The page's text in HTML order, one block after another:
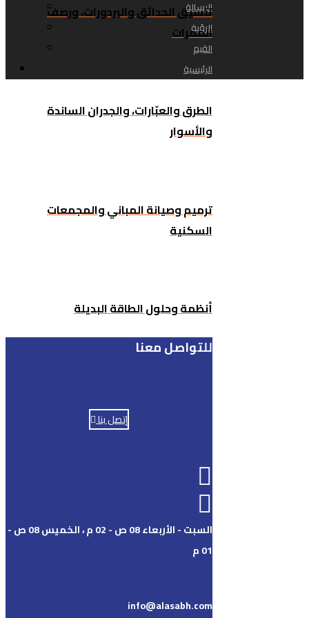
الرسالة
الرؤية
القيم
الرئيسية
تنسيق الحدائق والبردورات، ورصف
الممرات
الطرق والعبّارات، والجدران الساندة
والأسوار
ترميم وصيانة المباني والمجمعات
السكنية
أنظمة وحلول الطاقة البديلة
للتواصل معنا
إتصل بنا
السبت - الأربعاء 08 ص - 02 م ، الخميس 08 ص -
01 م
info@alasabh.com